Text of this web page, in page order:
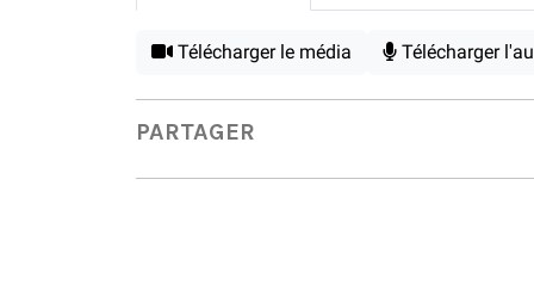
Télécharger le média Télécharger
PARTAGER